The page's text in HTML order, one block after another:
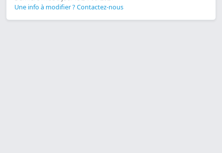
Une info à modifier ? Contactez-nous